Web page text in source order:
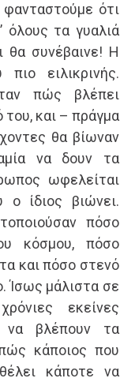
φανταστούμε ότι
όλους τα γυαλιά
θα συνέβαινε! Η
ειλικρινής.
πώς βλέπει
του, και – πράγμα
θα βίωναν
να δουν τα
ωφελείται
ίδιος βιώνει.
πόσο
κόσμου, πόσο
και πόσο στενό
Ίσως μάλιστα σε
εκείνες
να βλέπουν τα
κάποιος που
κάποτε να